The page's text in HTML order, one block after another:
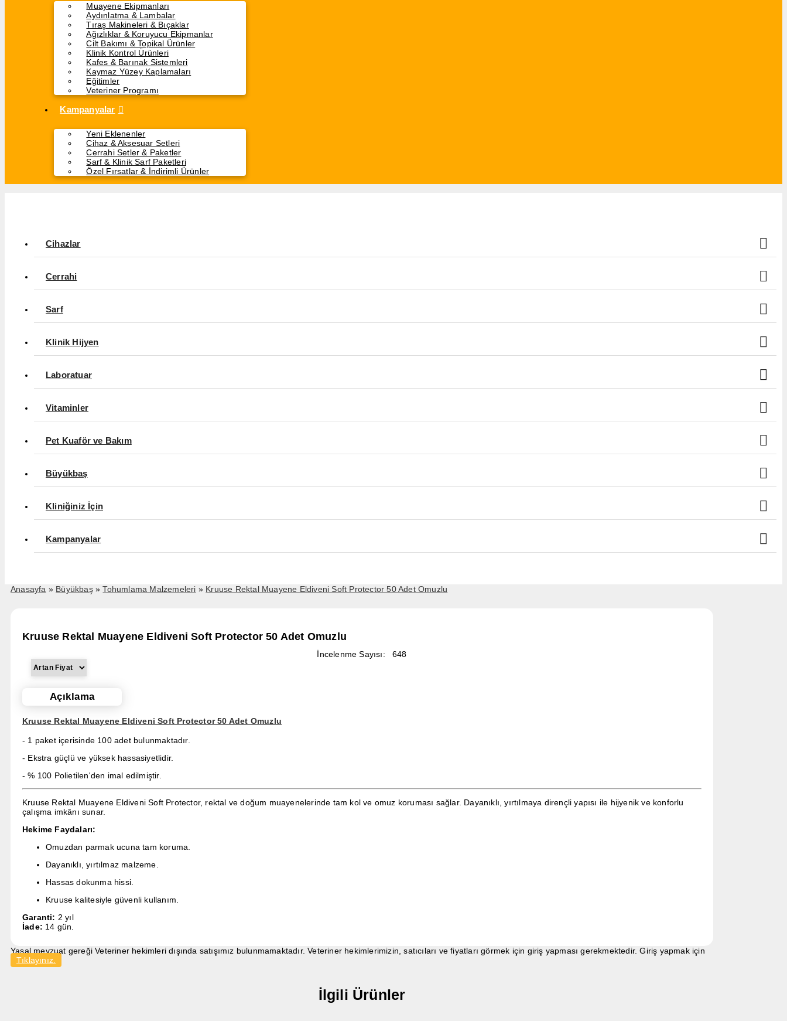
Muayene Ekipmanları
Aydınlatma & Lambalar
Tıraş Makineleri & Bıçaklar
Ağızlıklar & Koruyucu Ekipmanlar
Cilt Bakımı & Topikal Ürünler
Klinik Kontrol Ürünleri
Kafes & Barınak Sistemleri
Kaymaz Yüzey Kaplamaları
Eğitimler
Veteriner Programı
Kampanyalar
Yeni Eklenenler
Cihaz & Aksesuar Setleri
Cerrahi Setler & Paketler
Sarf & Klinik Sarf Paketleri
Özel Fırsatlar & İndirimli Ürünler
Cihazlar
Cerrahi
Sarf
Klinik Hijyen
Laboratuar
Vitaminler
Pet Kuaför ve Bakım
Büyükbaş
Kliniğiniz İçin
Kampanyalar
Anasayfa » Büyükbaş » Tohumlama Malzemeleri » Kruuse Rektal Muayene Eldiveni Soft Protector 50 Adet Omuzlu
Kruuse Rektal Muayene Eldiveni Soft Protector 50 Adet Omuzlu
İncelenme Sayısı: 648
Açıklama
Kruuse Rektal Muayene Eldiveni Soft Protector 50 Adet Omuzlu
- 1 paket içerisinde 100 adet bulunmaktadır.
- Ekstra güçlü ve yüksek hassasiyetlidir.
- % 100 Polietilen'den imal edilmiştir.
Kruuse Rektal Muayene Eldiveni Soft Protector, rektal ve doğum muayenelerinde tam kol ve omuz koruması sağlar. Dayanıklı, yırtılmaya dirençli yapısı ile hijyenik ve konforlu
çalışma imkânı sunar.
Hekime Faydaları:
Omuzdan parmak ucuna tam koruma.
Dayanıklı, yırtılmaz malzeme.
Hassas dokunma hissi.
Kruuse kalitesiyle güvenli kullanım.
Garanti: 2 yıl
İade: 14 gün.
Yasal mevzuat gereği Veteriner hekimleri dışında satışımız bulunmamaktadır. Veteriner hekimlerimizin, satıcıları ve fiyatları görmek için giriş yapması gerekmektedir. Giriş yapmak için
Tıklayınız.
İlgili Ürünler